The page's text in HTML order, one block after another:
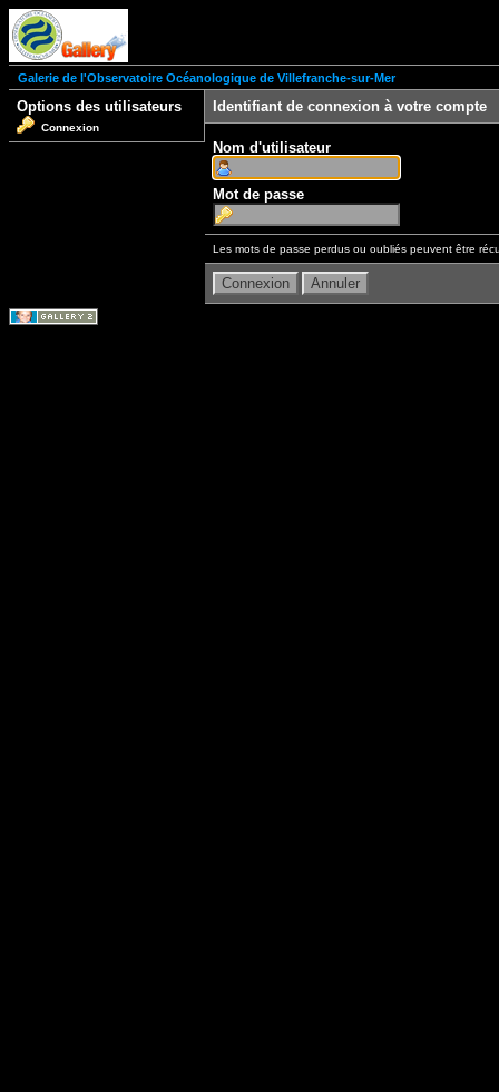
Galerie de l'Observatoire Océanologique de Villefranche-sur-Mer
Options des utilisateurs
Connexion
Identifiant de connexion à votre compte
Nom d'utilisateur
Mot de passe
Les mots de passe perdus ou oubliés peuvent être